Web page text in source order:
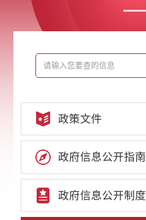
政策文件
政府信息公开指南
政府信息公开制度